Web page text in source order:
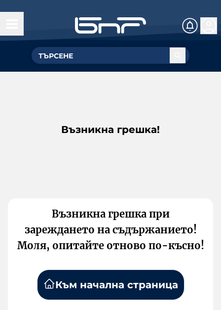
Възникна грешка!
Възникна грешка при
зареждането на съдържанието!
Моля, опитайте отново по-късно!
Към начална страница